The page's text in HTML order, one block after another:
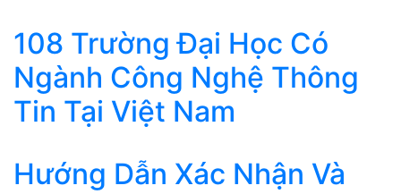
108 Trường Đại Học Có
Ngành Công Nghệ Thông
Tin Tại Việt Nam
Hướng Dẫn Xác Nhận Và